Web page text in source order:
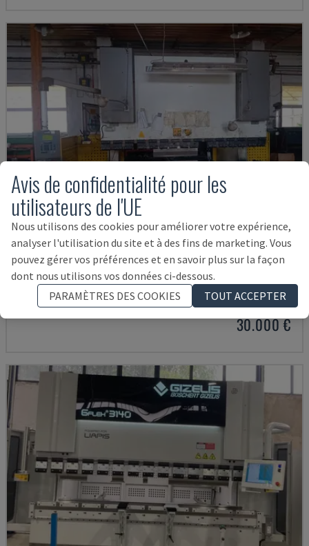
CNC HAP 3100X300
ERMAK - PRESSE HYDRAULIQUE
HONGRIE 2006
30.000 €
Avis de confidentialité pour les
utilisateurs de l'UE
Nous utilisons des cookies pour améliorer votre expérience,
analyser l'utilisation du site et à des fins de marketing. Vous
pouvez gérer vos préférences et en savoir plus sur la façon
dont nous utilisons vos données ci-dessous.
PARAMÈTRES DES COOKIES
TOUT ACCEPTER